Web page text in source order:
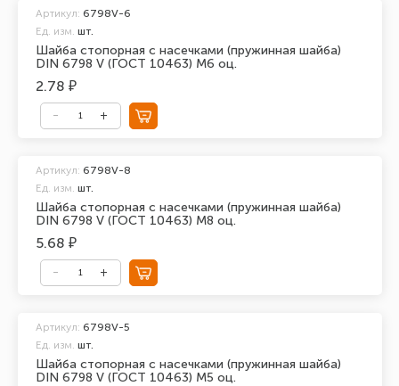
Шайба стопорная с насечками (пружинная шайба)
DIN 6798 V (ГОСТ 10463) М6 оц.
Артикул: 6798V-6
Ед. изм. шт.
2.78 ₽
Шайба стопорная с насечками (пружинная шайба)
DIN 6798 V (ГОСТ 10463) М8 оц.
Артикул: 6798V-8
Ед. изм. шт.
5.68 ₽
Шайба стопорная с насечками (пружинная шайба)
DIN 6798 V (ГОСТ 10463) М5 оц.
Артикул: 6798V-5
Ед. изм. шт.